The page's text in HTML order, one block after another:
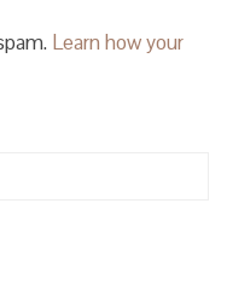
Learn how your